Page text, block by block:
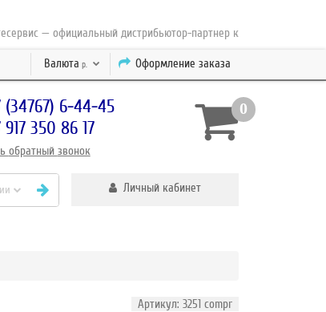
— официальный дистрибьютор-партнер концерна ESAB с 2010
Оформление заказа
Валюта р.
(34767) 6-44-45
917 350 86 17
обратный звонок
0
Личный кабинет
Артикул: 3251 compr